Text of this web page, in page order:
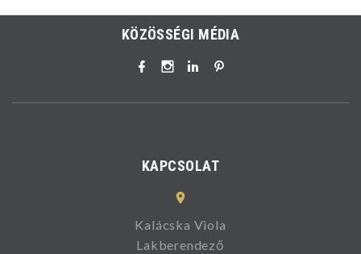
KÖZÖSSÉGI MÉDIA
KAPCSOLAT
Kalácska Viola
Lakberendező